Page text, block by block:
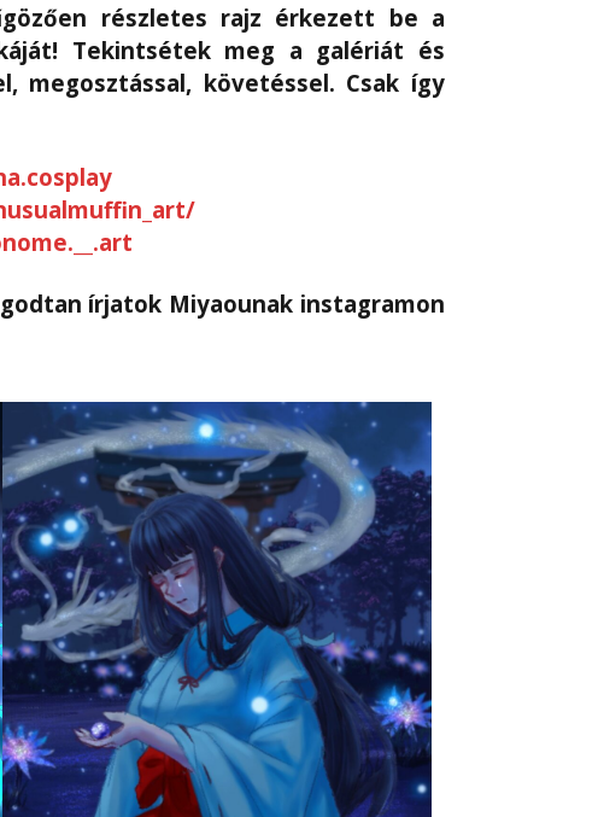
részletes rajz érkezett be a
Tekintsétek meg a galériát és
megosztással, követéssel. Csak így
írjatok Miyaounak instagramon